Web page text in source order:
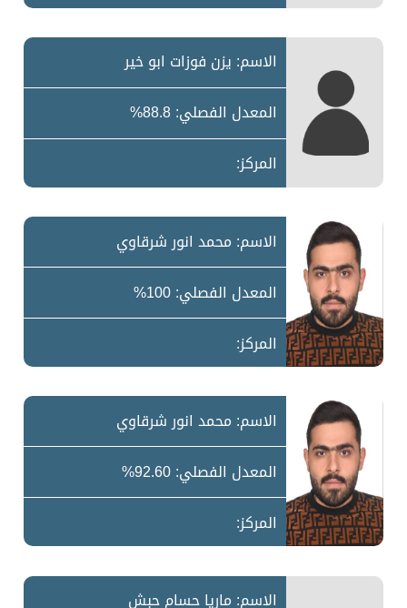
الاسم: يزن فوزات ابو خير
المعدل الفصلي: 88.8%
المركز:
الاسم: محمد انور شرقاوي
المعدل الفصلي: 100%
المركز:
الاسم: محمد انور شرقاوي
المعدل الفصلي: 92.60%
المركز:
الاسم: ماريا حسام حبش